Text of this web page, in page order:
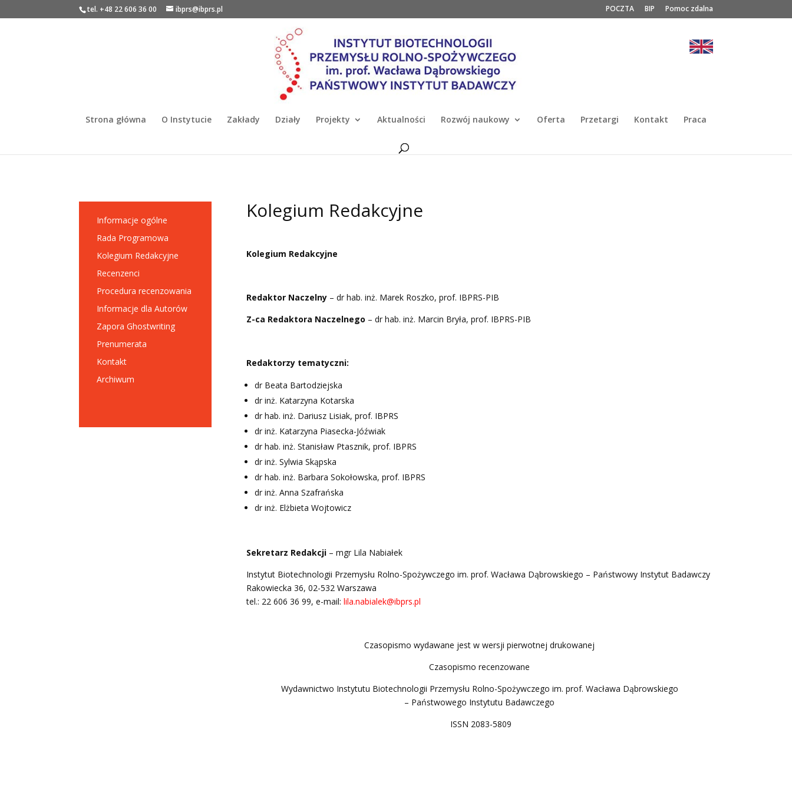
tel. +48 22 606 36 00 ibprs@ibprs.pl POCZTA BIP Pomoc zdalna
Strona główna O Instytucie Zakłady Działy Projekty Aktualności Rozwój naukowy Oferta Przetargi Kontakt Praca
Informacje ogólne
Rada Programowa
Kolegium Redakcyjne
Recenzenci
Procedura recenzowania
Informacje dla Autorów
Zapora Ghostwriting
Prenumerata
Kontakt
Archiwum
Kolegium Redakcyjne
Kolegium Redakcyjne
Redaktor Naczelny – dr hab. inż. Marek Roszko, prof. IBPRS-PIB​
Z-ca Redaktora Naczelnego – dr hab. inż. Marcin Bryła, prof. IBPRS-PIB
Redaktorzy tematyczni:
dr Beata Bartodziejska
dr inż. Katarzyna Kotarska
dr hab. inż. Dariusz Lisiak, prof. IBPRS
dr inż. Katarzyna Piasecka-Jóźwiak
dr hab. inż. Stanisław Ptasznik, prof. IBPRS
dr inż. Sylwia Skąpska
dr hab. inż. Barbara Sokołowska, prof. IBPRS
dr inż. Anna Szafrańska
dr inż. Elżbieta Wojtowicz
Sekretarz Redakcji– mgr Lila Nabiałek
Instytut Biotechnologii Przemysłu Rolno-Spożywczego im. prof. Wacława Dąbrowskiego – Państwowy Instytut Badawczy
Rakowiecka 36, 02-532 Warszawa
tel.: 22 606 36 99, e-mail: lila.nabialek@ibprs.pl
Czasopismo wydawane jest w wersji pierwotnej drukowanej
Czasopismo recenzowane
Wydawnictwo Instytutu Biotechnologii Przemysłu Rolno-Spożywczego im. prof. Wacława Dąbrowskiego
– Państwowego Instytutu Badawczego
ISSN 2083-5809